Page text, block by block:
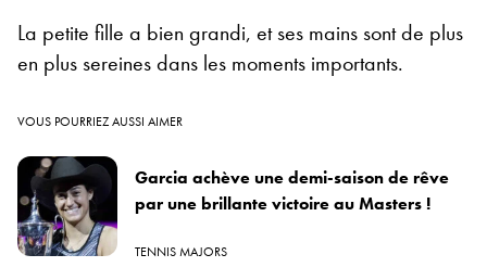
La petite fille a bien grandi, et ses mains sont de plus
en plus sereines dans les moments importants.
VOUS POURRIEZ AUSSI AIMER
Garcia achève une demi-saison de rêve
par une brillante victoire au Masters !
TENNIS MAJORS